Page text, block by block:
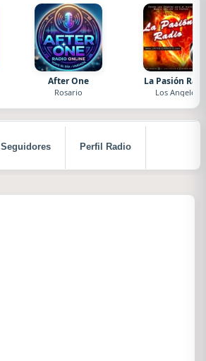
After One
Rosario
La Pasión
Los Angeles
Seguidores Perfil Radio